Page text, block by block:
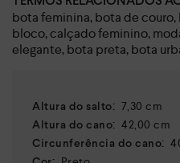
bota feminina, bota de
bloco, calçado feminino,
elegante, bota preta, bota
Altura do salto: 7,30 cm
Altura do cano: 42,00 cm
Circunferência do cano: